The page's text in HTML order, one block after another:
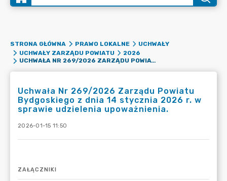
STRONA GŁÓWNA PRAWO LOKALNE
UCHWAŁY
UCHWAŁY ZARZĄDU POWIATU
2026
UCHWAŁA NR 269/2026 ZARZĄDU POWIATU BYDGOSKIEGO Z DNIA 14 STYCZNIA 2026 R. W SPRAWIE UDZIELENIA UPOWAŻNIENIA.
Uchwała Nr 269/2026 Zarządu Powiatu
Bydgoskiego z dnia 14 stycznia 2026 r. w
sprawie udzielenia upoważnienia.
2026-01-15 11:50
ZAŁĄCZNIKI